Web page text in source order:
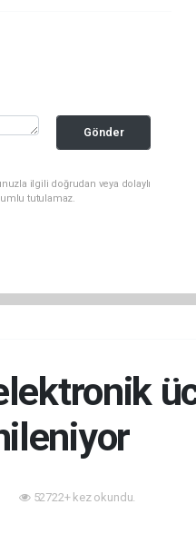
Gönder
ilgili doğrudan veya dolaylı
tutulamaz.
52722+ kez okundu.